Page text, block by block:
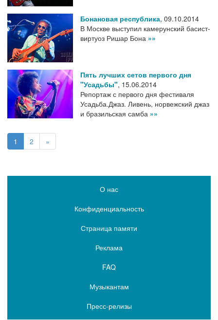
Бонановая республика, 09.10.2014
В Москве выступил камерунский басист-
виртуоз Ришар Бона »»
Пять лучших сетов первого дня
"Усадьбы", 15.06.2014
Репортаж с первого дня фестиваля
Усадьба.Джаз. Ливень, норвежский джаз
и бразильская самба »»
1 2 »
О нас
Конфиденциальность
Страница памяти
Реклама
FAQ
Музыкантам
Пресс-релизы